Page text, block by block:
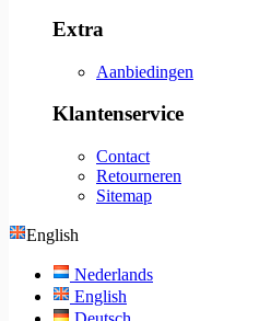
Extra
Aanbiedingen
Klantenservice
Contact
Retourneren
Sitemap
English
Nederlands
English